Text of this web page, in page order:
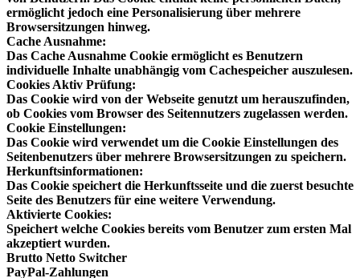
ermöglicht jedoch eine Personalisierung über mehrere
Browsersitzungen hinweg.
Cache Ausnahme:
Das Cache Ausnahme Cookie ermöglicht es Benutzern
individuelle Inhalte unabhängig vom Cachespeicher auszulesen.
Cookies Aktiv Prüfung:
Das Cookie wird von der Webseite genutzt um herauszufinden,
ob Cookies vom Browser des Seitennutzers zugelassen werden.
Cookie Einstellungen:
Das Cookie wird verwendet um die Cookie Einstellungen des
Seitenbenutzers über mehrere Browsersitzungen zu speichern.
Herkunftsinformationen:
Das Cookie speichert die Herkunftsseite und die zuerst besuchte
Seite des Benutzers für eine weitere Verwendung.
Aktivierte Cookies:
Speichert welche Cookies bereits vom Benutzer zum ersten Mal
akzeptiert wurden.
Brutto Netto Switcher
PayPal-Zahlungen